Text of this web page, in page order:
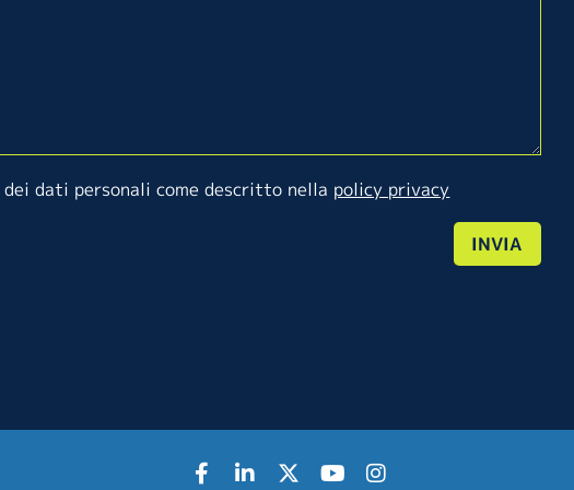
dati personali come descritto nella policy privacy
INVIA